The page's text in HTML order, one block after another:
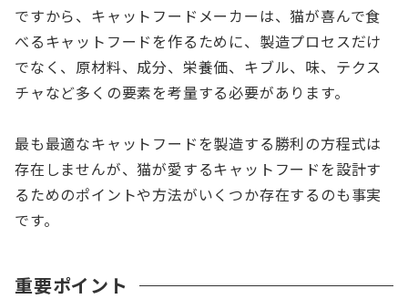
ですから、キャットフードメーカーは、猫が喜んで食
べるキャットフードを作るために、製造プロセスだけ
でなく、原材料、成分、栄養価、キブル、味、テクス
チャなど多くの要素を考量する必要があります。
最も最適なキャットフードを製造する勝利の方程式は
存在しませんが、猫が愛するキャットフードを設計す
るためのポイントや方法がいくつか存在するのも事実
です。
重要ポイント